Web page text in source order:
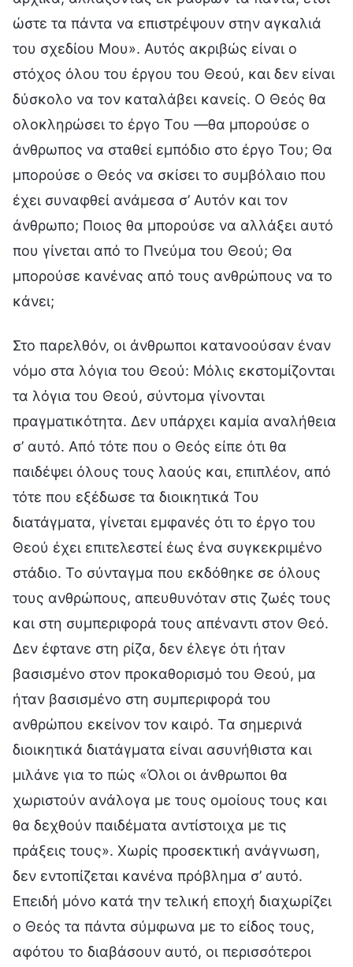
ώστε τα πάντα να επιστρέψουν στην αγκαλιά
του σχεδίου Μου». Αυτός ακριβώς είναι ο
στόχος όλου του έργου του Θεού, και δεν είναι
δύσκολο να τον καταλάβει κανείς. Ο Θεός θα
ολοκληρώσει το έργο Του —θα μπορούσε ο
άνθρωπος να σταθεί εμπόδιο στο έργο Του; Θα
μπορούσε ο Θεός να σκίσει το συμβόλαιο που
έχει συναφθεί ανάμεσα σ’ Αυτόν και τον
άνθρωπο; Ποιος θα μπορούσε να αλλάξει αυτό
που γίνεται από το Πνεύμα του Θεού; Θα
μπορούσε κανένας από τους ανθρώπους να το
κάνει;
Στο παρελθόν, οι άνθρωποι κατανοούσαν έναν
νόμο στα λόγια του Θεού: Μόλις εκστομίζονται
τα λόγια του Θεού, σύντομα γίνονται
πραγματικότητα. Δεν υπάρχει καμία αναλήθεια
σ’ αυτό. Από τότε που ο Θεός είπε ότι θα
παιδέψει όλους τους λαούς και, επιπλέον, από
τότε που εξέδωσε τα διοικητικά Του
διατάγματα, γίνεται εμφανές ότι το έργο του
Θεού έχει επιτελεστεί έως ένα συγκεκριμένο
στάδιο. Το σύνταγμα που εκδόθηκε σε όλους
τους ανθρώπους, απευθυνόταν στις ζωές τους
και στη συμπεριφορά τους απέναντι στον Θεό.
Δεν έφτανε στη ρίζα, δεν έλεγε ότι ήταν
βασισμένο στον προκαθορισμό του Θεού, μα
ήταν βασισμένο στη συμπεριφορά του
ανθρώπου εκείνον τον καιρό. Τα σημερινά
διοικητικά διατάγματα είναι ασυνήθιστα και
μιλάνε για το πώς «Όλοι οι άνθρωποι θα
χωριστούν ανάλογα με τους ομοίους τους και
θα δεχθούν παιδέματα αντίστοιχα με τις
πράξεις τους». Χωρίς προσεκτική ανάγνωση,
δεν εντοπίζεται κανένα πρόβλημα σ’ αυτό.
Επειδή μόνο κατά την τελική εποχή διαχωρίζει
ο Θεός τα πάντα σύμφωνα με το είδος τους,
αφότου το διαβάσουν αυτό, οι περισσότεροι